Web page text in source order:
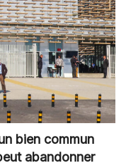
bien commun
abandonner